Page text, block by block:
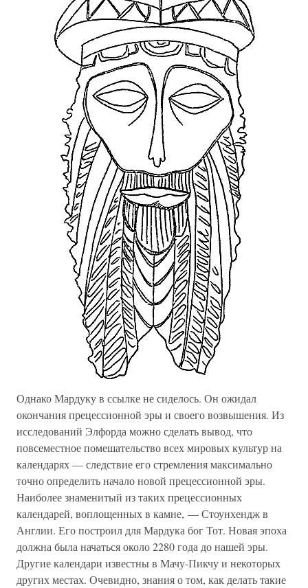
Однако Мардуку в ссылке не сиделось. Он ожидал
окончания прецессионной эры и своего возвышения. Из
исследований Элфорда можно сделать вывод, что
повсеместное помешательство всех мировых культур на
календарях — следствие его стремления максимально
точно определить начало новой прецессионной эры.
Наиболее знаменитый из таких прецессионных
календарей, воплощенных в камне, — Стоунхендж в
Англии. Его построил для Мардука бог Тот. Новая эпоха
должна была начаться около 2280 года до нашей эры.
Другие календари известны в Мачу-Пикчу и некоторых
других местах. Очевидно, знания о том, как делать такие